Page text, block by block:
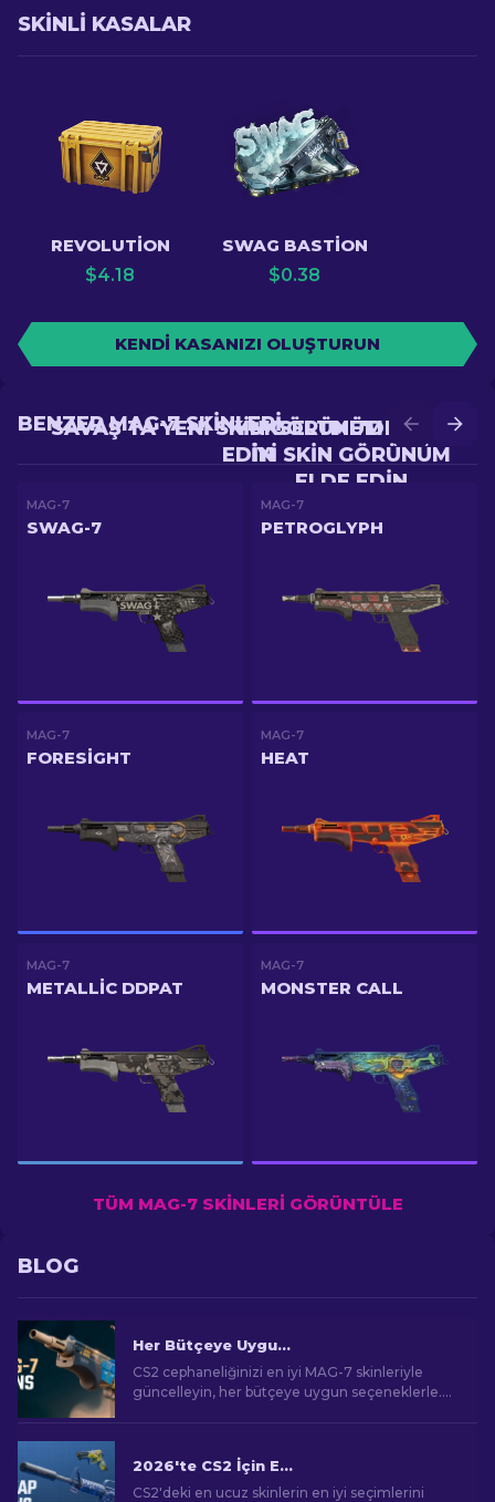
SKINLI KASALAR
REVOLUTION
$4.18
SWAG BASTION
$0.38
KENDI KASANIZI OLUŞTURUN
YÜKSELTME'DE DAHA
IYI SKIN GÖRÜNÜM
ELDE EDIN
SAVAŞ'TA YENI SKIN GÖRÜNÜM ELDE
EDIN
BENZER MAG-7 SKINLERI
MAG-7
SWAG-7
MAG-7
PETROGLYPH
MAG-7
FORESIGHT
MAG-7
HEAT
MAG-7
METALLIC DDPAT
MAG-7
MONSTER CALL
TÜM MAG-7 SKINLERI GÖRÜNTÜLE
BLOG
Her Bütçeye Uygun CS2 İçin En İyi MAG-7 Skinleri
CS2 cephaneliğinizi en iyi MAG-7 skinleriyle
güncelleyin, her bütçeye uygun seçeneklerle.
2026'te CS2 İçin En Ucuz Skinler
CS2'deki en ucuz skinlerin en iyi seçimlerini